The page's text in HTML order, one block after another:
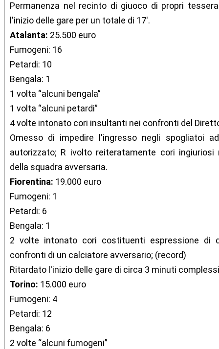
Permanenza nel recinto di giuoco di propri
l'inizio delle gare per un totale di 17'.
Atalanta: 25.500 euro
Fumogeni: 16
Petardi: 10
Bengala: 1
1 volta “alcuni bengala”
1 volta “alcuni petardi”
4 volte intonato cori insultanti nei confronti del
Omesso di impedire l'ingresso negli spogliatoi
autorizzato; R ivolto reiteratamente cori
della squadra avversaria.
Fiorentina: 19.000 euro
Fumogeni: 1
Petardi: 6
Bengala: 1
2 volte intonato cori costituenti espressione di
confronti di un calciatore avversario; (record)
Ritardato l'inizio delle gare di circa 3 minuti
Torino: 15.000 euro
Fumogeni: 4
Petardi: 12
Bengala: 6
2 volte “alcuni fumogeni”